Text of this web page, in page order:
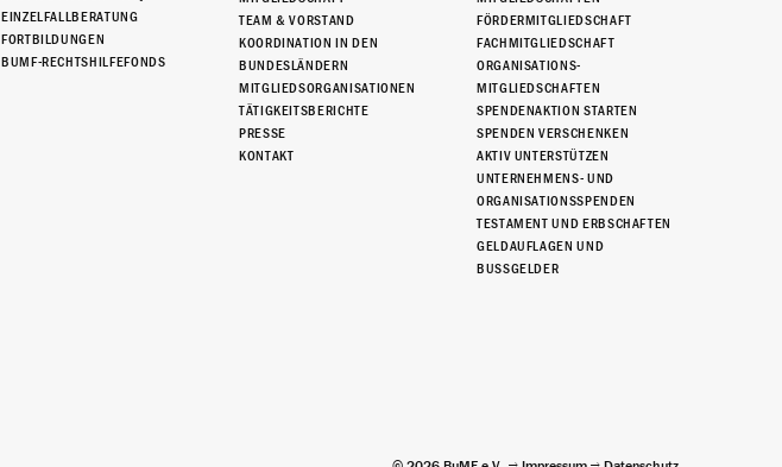
EINZELFALLBERATUNG
FORTBILDUNGEN
BUMF-RECHTSHILFEFONDS
TEAM & VORSTAND
KOORDINATION IN DEN
BUNDESLÄNDERN
MITGLIEDSORGANISATIONEN
TÄTIGKEITSBERICHTE
PRESSE
KONTAKT
FÖRDERMITGLIEDSCHAFT
FACHMITGLIEDSCHAFT
ORGANISATIONS-
MITGLIEDSCHAFTEN
SPENDENAKTION STARTEN
SPENDEN VERSCHENKEN
AKTIV UNTERSTÜTZEN
UNTERNEHMENS- UND
ORGANISATIONSSPENDEN
TESTAMENT UND ERBSCHAFTEN
GELDAUFLAGEN UND
BUSSGELDER